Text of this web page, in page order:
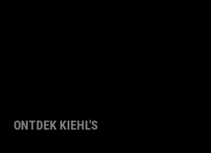
ONTDEK KIEHL'S